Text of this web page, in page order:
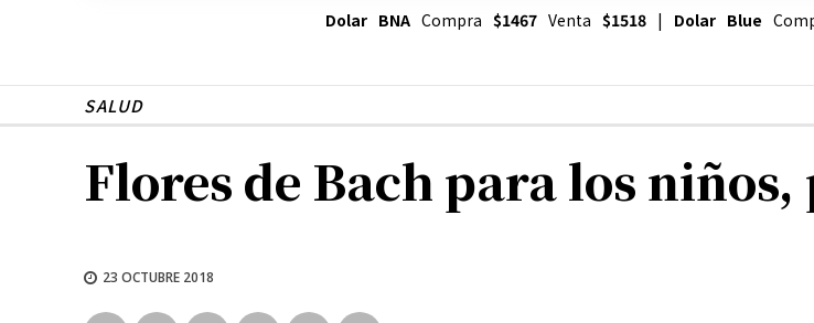
Dolar BNACompra $1467Venta $1518| Dolar Blue
SALUD
Flores de Bach para los
23 OCTUBRE 2018